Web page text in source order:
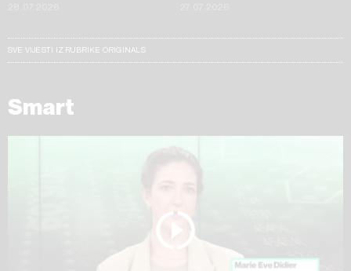
SVE VIJESTI IZ RUBRIKE ORIGINALS
Smart